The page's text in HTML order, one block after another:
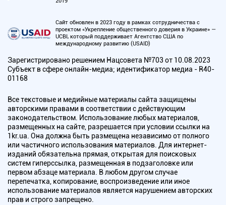
Сайт обновлен в 2023 году в рамках сотрудничества с
проектом «Укрепление общественного доверия в Украине» —
UCBI, который поддерживает Агентство США по
международному развитию (USAID)
Зарегистрировано решением Нацсовета №703 от 10.08.2023
Субъект в сфере онлайн-медиа; идентификатор медиа - R40-
01168
Все текстовые и медийные материалы сайта защищены
авторскими правами в соответствии с действующим
законодательством. Использование любых материалов,
размещенных на сайте, разрешается при условии ссылки на
1kr.ua. Она должна быть размещена независимо от полного
или частичного использования материалов. Для интернет-
изданий обязательна прямая, открытая для поисковых
систем гиперссылка, размещенная в подзаголовке или
первом абзаце материала. В любом другом случае
перепечатка, копирование, воспроизведение или иное
использование материалов является нарушением авторских
прав и строго запрещено.